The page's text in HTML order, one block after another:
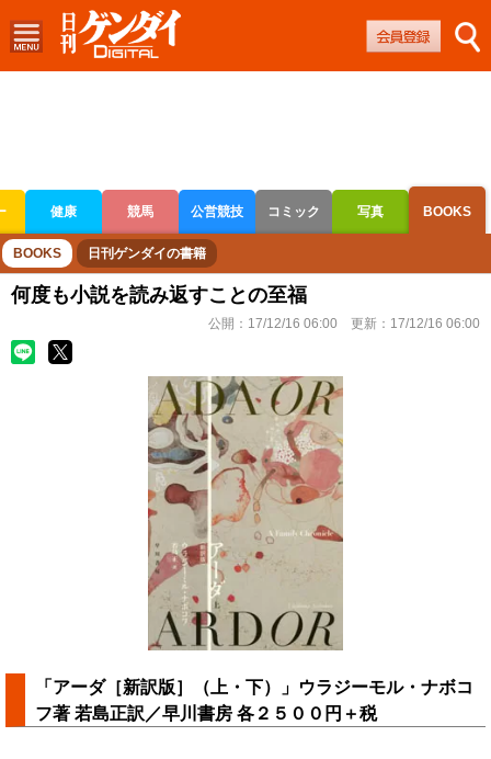
健康 競馬 公営競技 コミック 写真 BOOKS
ボートレース 競輪 オートレース
BOOKS 日刊ゲンダイの書籍
何度も小説を読み返すことの至福
公開： 17/12/16 06:00 更新： 17/12/16 06:00
「アーダ［新訳版］（上・下）」ウラジーモル・ナボコ
フ著 若島正訳／早川書房 各２５００円＋税